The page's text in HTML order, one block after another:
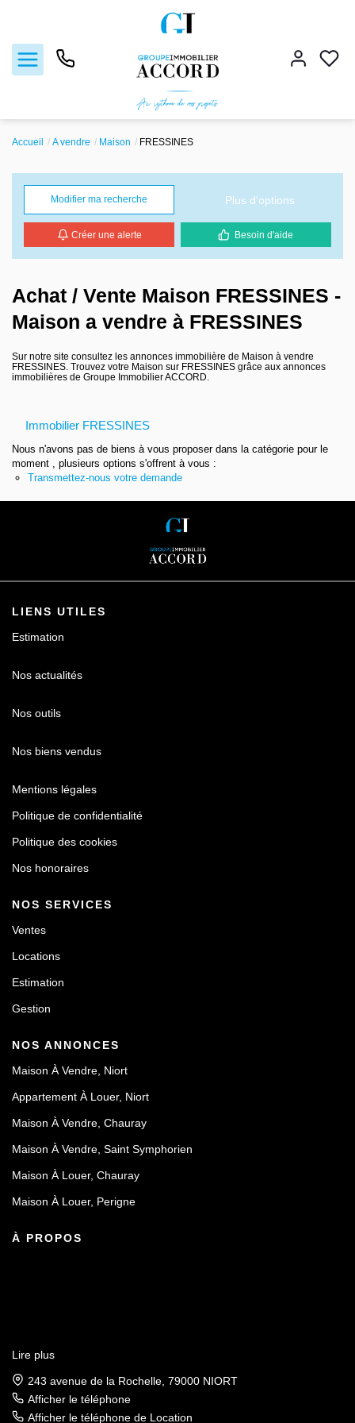
Locations
Estimation
Gestion locative
Nos agences
Contact
Accueil A vendre Maison FRESSINES
Modifier ma recherche Plus d'options
Créer une alerte Besoin d'aide
Achat / Vente Maison FRESSINES -
Maison a vendre à FRESSINES
Sur notre site consultez les annonces immobilière de Maison à vendre
FRESSINES. Trouvez votre Maison sur FRESSINES grâce aux annonces
immobilières de Groupe Immobilier ACCORD.
Immobilier FRESSINES
Nous n'avons pas de biens à vous proposer dans la catégorie pour le
moment , plusieurs options s'offrent à vous :
Transmettez-nous votre demande
LIENS UTILES
Estimation
Nos actualités
Nos outils
Nos biens vendus
Mentions légales
Politique de confidentialité
Politique des cookies
Nos honoraires
NOS SERVICES
Ventes
Locations
Estimation
Gestion
NOS ANNONCES
Maison À Vendre, Niort
Appartement À Louer, Niort
Maison À Vendre, Chauray
Maison À Vendre, Saint Symphorien
Maison À Louer, Chauray
Maison À Louer, Perigne
À PROPOS
Lire plus
243 avenue de la Rochelle, 79000 NIORT
Afficher le téléphone
Afficher le téléphone de Location